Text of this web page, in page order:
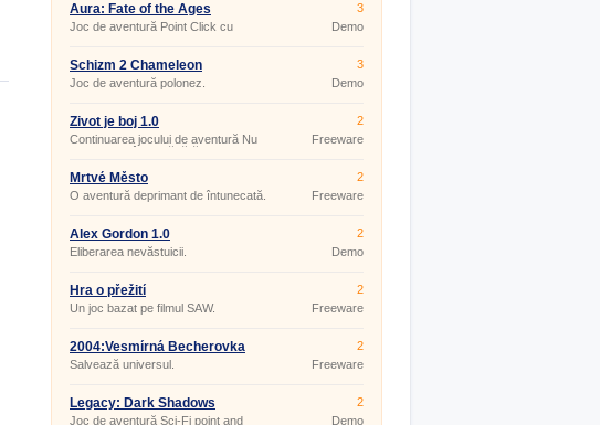
Aura: Fate of the Ages
Joc de aventură Point Click cu
3
Demo
Schizm 2 Chameleon
Joc de aventură polonez.
3
Demo
Život je boj 1.0
Continuarea jocului de aventură Nu
mergeți la cârciumă fără bani.
2
Freeware
Mrtvé Město
O aventură deprimant de întunecată.
2
Freeware
Alex Gordon 1.0
Eliberarea nevăstuicii.
2
Demo
Hra o přežití
Un joc bazat pe filmul SAW.
2
Freeware
2004:Vesmírná Becherovka
Salvează universul.
2
Freeware
Legacy: Dark Shadows
Joc de aventură Sci-Fi point and
2
Demo